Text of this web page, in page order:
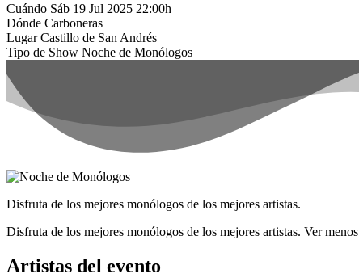
Cuándo Sáb 19 Jul 2025 22:00h
Dónde Carboneras
LugarCastillo de San Andrés
Tipo de Show Noche de Monólogos
Disfruta de los mejores monólogos de los mejores artistas.
Disfruta de los mejores monólogos de los mejores artistas. Ver menos
Artistas del evento